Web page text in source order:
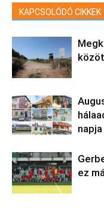
KAPCSOLÓDÓ CIKKEK
napja
ez